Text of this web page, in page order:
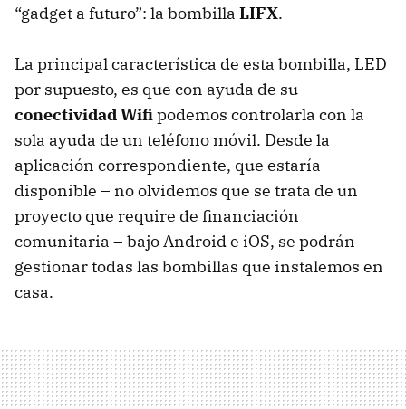
“gadget a futuro”: la bombilla LIFX.
La principal característica de esta bombilla, LED
por supuesto, es que con ayuda de su
conectividad Wifipodemos controlarla con la
sola ayuda de un teléfono móvil. Desde la
aplicación correspondiente, que estaría
disponible – no olvidemos que se trata de un
proyecto que require de financiación
comunitaria – bajo Android e iOS, se podrán
gestionar todas las bombillas que instalemos en
casa.